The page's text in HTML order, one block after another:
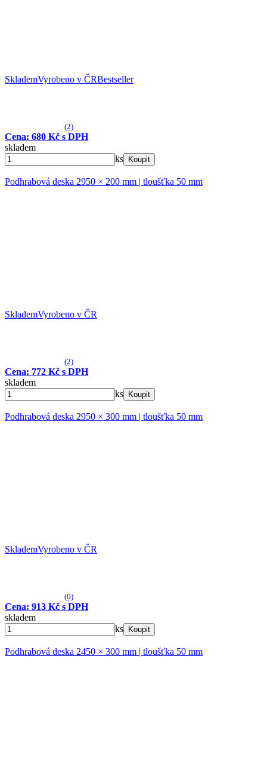
SklademVyrobeno v ČRBestseller
(2)
Cena: 680 Kč s DPH
skladem
ks
Koupit
Podhrabová deska 2950 × 200 mm | tloušťka 50 mm
SklademVyrobeno v ČR
(2)
Cena: 772 Kč s DPH
skladem
ks
Koupit
Podhrabová deska 2950 × 300 mm | tloušťka 50 mm
SklademVyrobeno v ČR
(0)
Cena: 913 Kč s DPH
skladem
ks
Koupit
Podhrabová deska 2450 × 300 mm | tloušťka 50 mm